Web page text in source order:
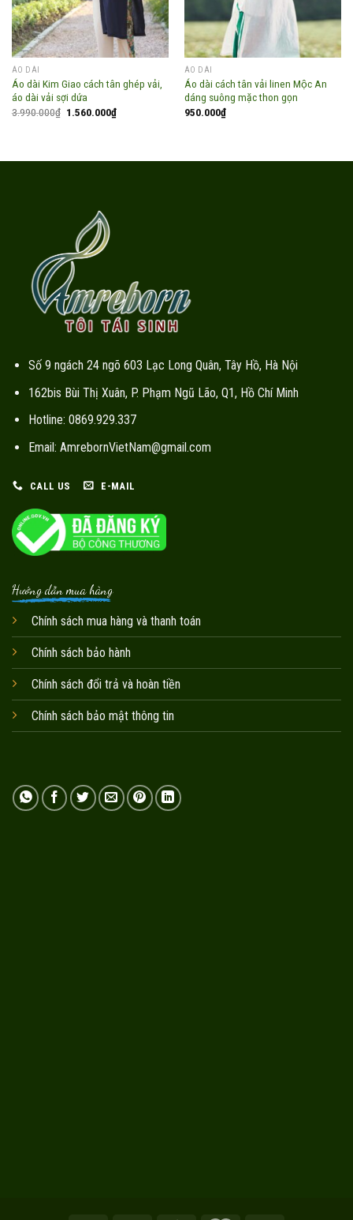
ÁO DÀI
Áo dài Kim Giao cách tân ghép vải,
áo dài vải sợi dứa
3.990.000₫ Giá
1.560.000₫Giá
hiện
ÁO DÀI
Áo dài cách tân vải linen Mộc An
dáng suông mặc thon gọn
950.000₫
Số 9 ngách 24 ngõ 603 Lạc Long Quân, Tây Hồ, Hà Nội
162bis Bùi Thị Xuân, P. Phạm Ngũ Lão, Q1, Hồ Chí Minh
Hotline: 0869.929.337
Email: AmrebornVietNam@gmail.com
CALL US E-MAIL
Hướng dẫn mua hàng
Chính sách mua hàng và thanh toán
Chính sách bảo hành
Chính sách đổi trả và hoàn tiền
Chính sách bảo mật thông tin